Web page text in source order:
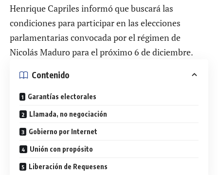
Henrique Capriles informó que buscará las
condiciones para participar en las elecciones
parlamentarias convocada por el régimen de
Nicolás Maduro para el próximo 6 de diciembre.
Contenido
Garantías electorales
Llamada, no negociación
Gobierno por Internet
Unión con propósito
Liberación de Requesens